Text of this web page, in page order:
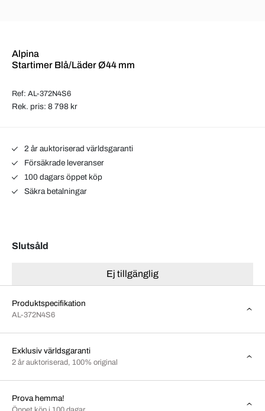
Alpina
Startimer Blå/Läder Ø44 mm
Ref: AL-372N4S6
Rek. pris: 8 798 kr
2 år auktoriserad världsgaranti
Försäkrade leveranser
100 dagars öppet köp
Säkra betalningar
Slutsåld
Ej tillgänglig
Produktspecifikation
AL-372N4S6
Exklusiv världsgaranti
2 år auktoriserad, 100% original
Prova hemma!